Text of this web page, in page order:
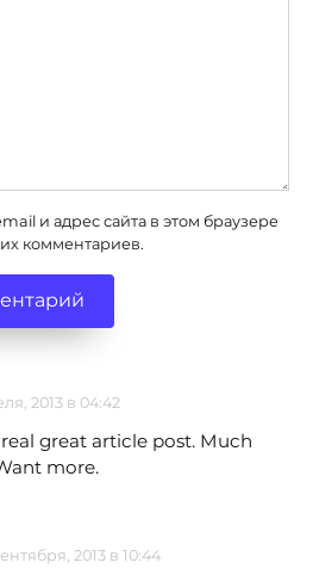
и адрес сайта в этом браузере
комментариев.
2013 в 04:42
great article post. Much
more.
2013 в 10:44